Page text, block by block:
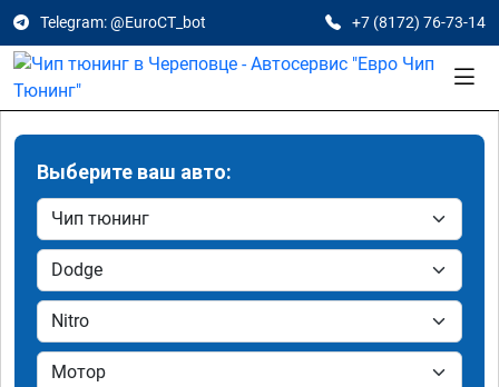
Telegram: @EuroCT_bot +7 (8172) 76-73-14
Выберите ваш авто: